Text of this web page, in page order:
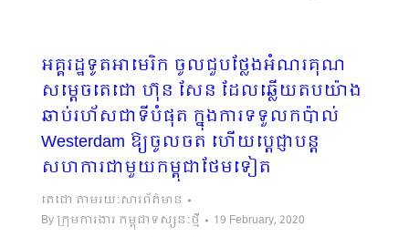
អគ្គរដ្ឋទូតអាមេរិក ចូលជួបថ្លែងអំណរគុណ
សម្តេចតេជោ ហ៊ុន សែន ដែលឆ្លើយតបយ៉ាង
ឆាប់រហ័សជាទីបំផុត ក្នុងការទទួលកប៉ាល់
Westerdam ឱ្យចូលចត ហើយប្តេជ្ញាបន្ត
សហការជាមួយកម្ពុជាថែមទៀត
តេជោ តាមរយៈសារព័ត៌មាន
By ក្រុមការងារ កម្ពុជាទស្សនៈថ្មី 19 February, 2020